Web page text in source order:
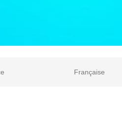
Française